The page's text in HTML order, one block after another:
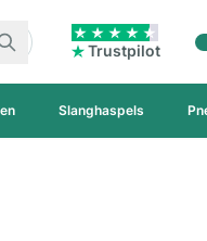
Trustpilot
Slanghaspels